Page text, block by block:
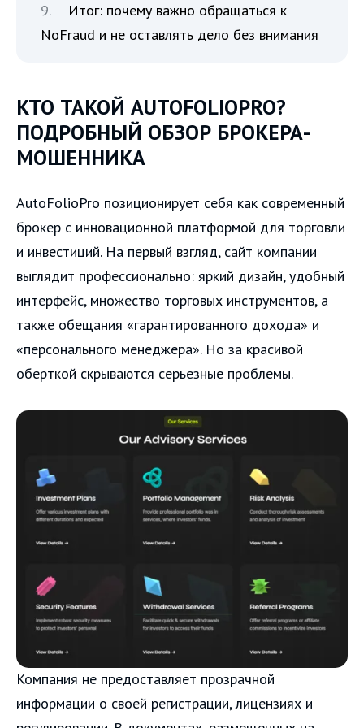
Итог: почему важно обращаться к
NoFraud и не оставлять дело без внимания
КТО ТАКОЙ AUTOFOLIOPRO?
ПОДРОБНЫЙ ОБЗОР БРОКЕРА-
МОШЕННИКА
AutoFolioPro позиционирует себя как современный
брокер с инновационной платформой для торговли
и инвестиций. На первый взгляд, сайт компании
выглядит профессионально: яркий дизайн, удобный
интерфейс, множество торговых инструментов, а
также обещания «гарантированного дохода» и
«персонального менеджера». Но за красивой
оберткой скрываются серьезные проблемы.
Компания не предоставляет прозрачной
информации о своей регистрации, лицензиях и